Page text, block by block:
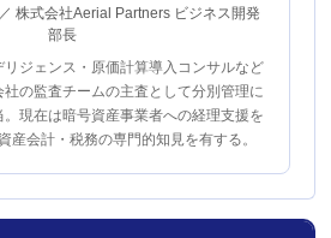
株式会社Aerial Partners ビジネス開発
部長
ジェンス・原価計算導入コンサルなど
の監査チームの主査として分別管理に
現在は暗号資産事業者への経理支援を
産会計・税務の専門的知見を有する。